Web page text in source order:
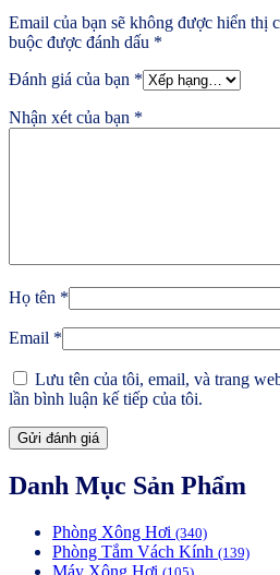
Email của bạn sẽ không được hiển thị
buộc được đánh dấu *
Đánh giá của bạn *
Nhận xét của bạn *
Họ tên *
Email *
Lưu tên của tôi, email, và trang
lần bình luận kế tiếp của tôi.
Danh Mục Sản Phẩm
Phòng Xông Hơi (340)
Phòng Tắm Vách Kính (139)
Máy Xông Hơi